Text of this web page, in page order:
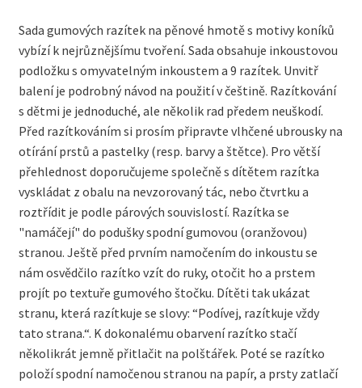
Sada gumových razítek na pěnové hmotě s motivy koníků
vybízí k nejrůznějšímu tvoření. Sada obsahuje inkoustovou
podložku s omyvatelným inkoustem a 9 razítek. Unvitř
balení je podrobný návod na použití v češtině. Razítkování
s dětmi je jednoduché, ale několik rad předem neuškodí.
Před razítkováním si prosím připravte vlhčené ubrousky na
otírání prstů a pastelky (resp. barvy a štětce). Pro větší
přehlednost doporučujeme společně s dítětem razítka
vyskládat z obalu na nevzorovaný tác, nebo čtvrtku a
roztřídit je podle párových souvislostí. Razítka se
"namáčejí" do podušky spodní gumovou (oranžovou)
stranou. Ještě před prvním namočením do inkoustu se
nám osvědčilo razítko vzít do ruky, otočit ho a prstem
projít po textuře gumového štočku. Dítěti tak ukázat
stranu, která razítkuje se slovy: “Podívej, razítkuje vždy
tato strana.“. K dokonalému obarvení razítko stačí
několikrát jemně přitlačit na polštářek. Poté se razítko
položí spodní namočenou stranou na papír, a prsty zatlačí